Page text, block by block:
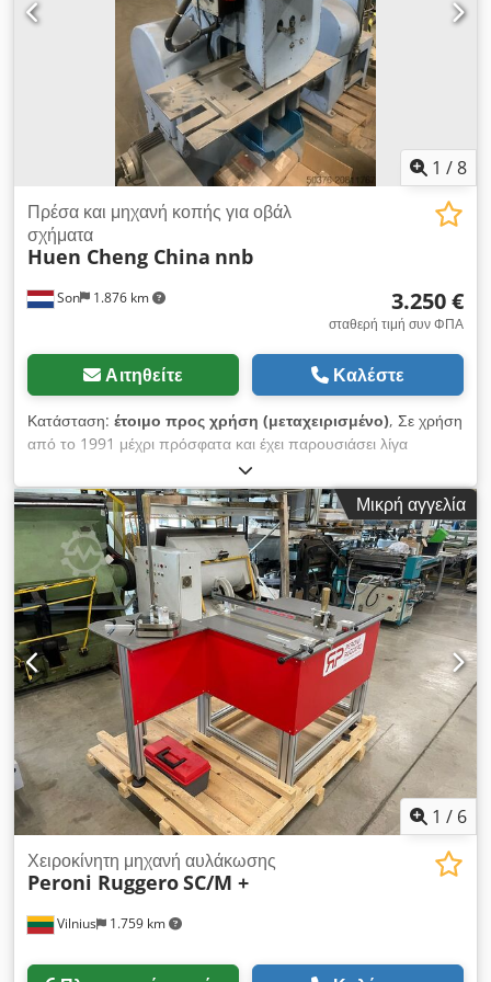
1 /8
Son 1.876 km
Πρέσα και μηχανή κοπής για οβάλ
σχήματα
Huen Cheng China nnb
3.250 €
σταθερή τιμή συν ΦΠΑ
Αιτηθείτε Καλέστε
Κατάσταση: έτοιμο προς χρήση (μεταχειρισμένο), Σε χρήση
από το 1991 μέχρι πρόσφατα και έχει παρουσιάσει λίγα
προβλήματα, παρά το ότι είναι κινεζική μηχανή διάτρησης και
πριτσίνωσης για οβάλ κρίκους από τη δεκαετία του '90.
Crjdpfsx Nd U Djx Ab Tjf
Μικρή αγγελία
1 / 6
Vilnius 1.759 km
Χειροκίνητη μηχανή αυλάκωσης
Peroni RuggeroSC/M +